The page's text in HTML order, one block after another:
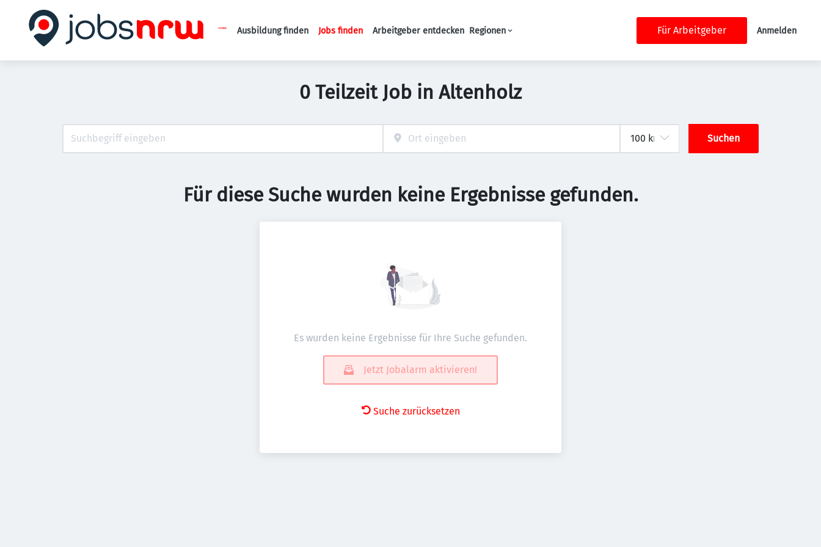
Haupt-Navigation
Ausbildung finden Jobs finden Arbeitgeber entdecken Regionen Für Arbeitgeber Anmelden
0 Teilzeit Job in Altenholz
Suchen
Für diese Suche wurden keine Ergebnisse gefunden.
Es wurden keine Ergebnisse für Ihre Suche gefunden.
Jetzt Jobalarm aktivieren!
Suche zurücksetzen